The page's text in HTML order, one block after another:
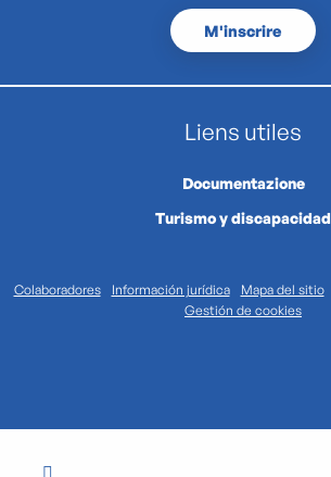
M'inscrire
Liens utiles
Documentazione
Turismo y discapacidad
Colaboradores Información jurídica Mapa del sitio
Gestión de cookies